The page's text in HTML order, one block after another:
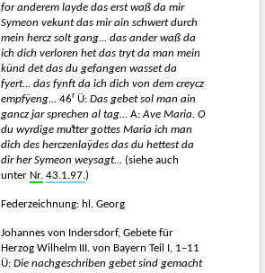
for anderem layde das erst waß da mir
Symeon vekunt das mir ain schwert durch
mein hercz solt gang... das ander waß da
ich dich verloren het das tryt da man mein
künd det das du gefangen wasset da
fyert... das fynft da ich dich von dem creycz
empfÿeng... 46r Ü: Das gebet sol man ain
gancz jar sprechen al tag... A:Ave Maria. O
du wyrdige muͦtter gottes Maria ich man
dich des herczenlaÿdes das du hettest da
dir her Symeon weysagt... (siehe auch
unter Nr. 43.1.97.)
Federzeichnung: hl. Georg
Johannes von Indersdorf, Gebete für
Herzog Wilhelm III. von Bayern Teil I, 1–11
Ü: Die nachgeschriben gebet sind gemacht